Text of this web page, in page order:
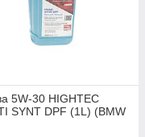
5W-30 HIGHTEC
SYNT DPF (1L) (BMW